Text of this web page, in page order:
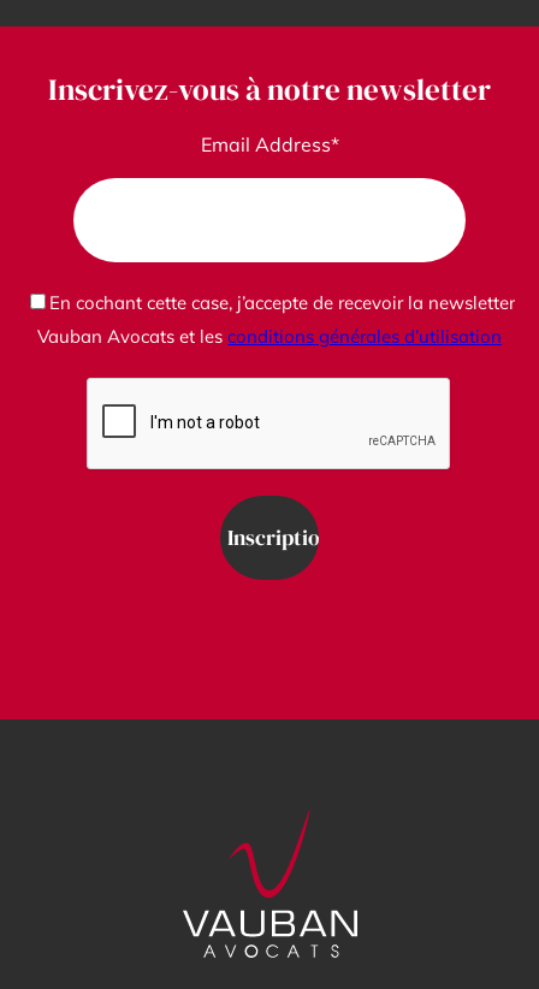
Inscrivez-vous à notre newsletter
Email Address*
En cochant cette case, j’accepte de recevoir la newsletter
Vauban Avocats et les conditions générales d’utilisation